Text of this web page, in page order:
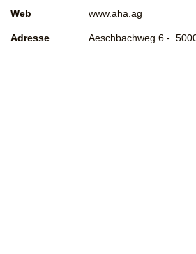
Web www.aha.ag
Adresse Aeschbachweg 6 -